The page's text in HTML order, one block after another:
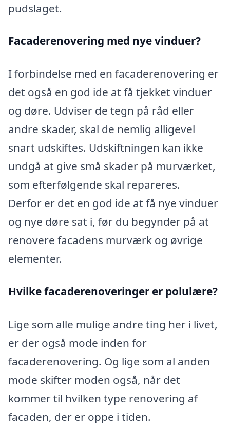
pudslaget.
Facaderenovering med nye vinduer?
I forbindelse med en facaderenovering er
det også en god ide at få tjekket vinduer
og døre. Udviser de tegn på råd eller
andre skader, skal de nemlig alligevel
snart udskiftes. Udskiftningen kan ikke
undgå at give små skader på murværket,
som efterfølgende skal repareres.
Derfor er det en god ide at få nye vinduer
og nye døre sat i, før du begynder på at
renovere facadens murværk og øvrige
elementer.
Hvilke facaderenoveringer er polulære?
Lige som alle mulige andre ting her i livet,
er der også mode inden for
facaderenovering. Og lige som al anden
mode skifter moden også, når det
kommer til hvilken type renovering af
facaden, der er oppe i tiden.